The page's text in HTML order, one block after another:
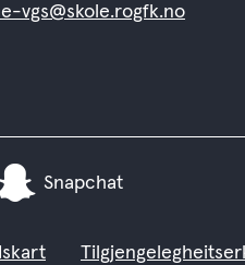
vgs@skole.rogfk.no
Snapchat